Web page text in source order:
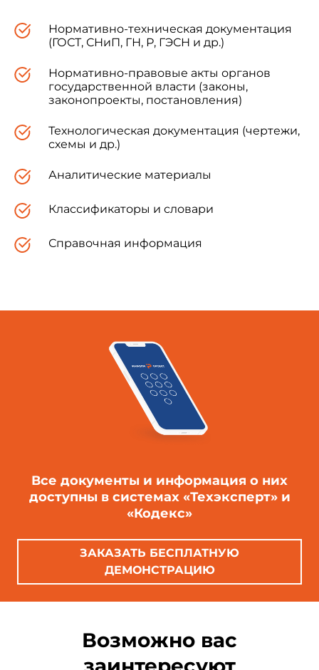
Нормативно-техническая документация
(ГОСТ, СНиП, ГН, Р, ГЭСН и др.)
Нормативно-правовые акты органов
государственной власти (законы,
законопроекты, постановления)
Технологическая документация (чертежи,
схемы и др.)
Аналитические материалы
Классификаторы и словари
Справочная информация
Все документы и информация о них
доступны в системах «Техэксперт» и
«Кодекс»
ЗАКАЗАТЬ БЕСПЛАТНУЮ
ДЕМОНСТРАЦИЮ
Возможно вас